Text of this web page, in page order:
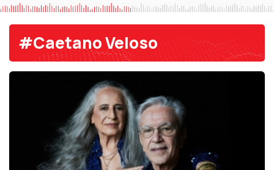
#Caetano Veloso